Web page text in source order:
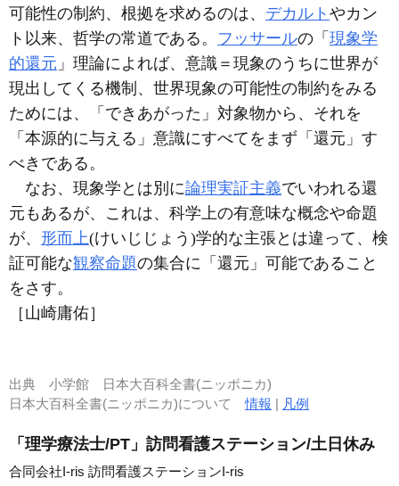
可能性の制約、根拠を求めるのは、 デカルト やカン
ト以来、哲学の常道である。 フッサールの「 現象学
的還元 」理論によれば、意識＝現象のうちに世界が
現出してくる機制、世界現象の可能性の制約をみる
ためには、「できあがった」対象物から、それを
「本源的に与える」意識にすべてをまず「還元」す
べきである。
なお、現象学とは別に論理実証主義でいわれる還
元もあるが、これは、科学上の有意味な概念や命題
が、 形而上(けいじじょう)学的な主張とは違って、検
証可能な観察命題の集合に「還元」可能であること
をさす。
［山崎庸佑］
出典 小学館 日本大百科全書(ニッポニカ)
日本大百科全書(ニッポニカ)について情報 | 凡例
「理学療法士/PT」訪問看護ステーション/土日休み
合同会社I-ris 訪問看護ステーションI-ris